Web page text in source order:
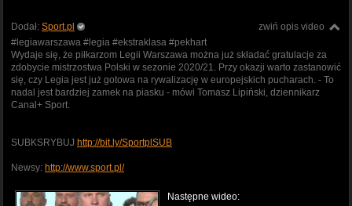
zwiń opis video
Dodał: Sport.pl
#legiawarszawa #legia #ekstraklasa #pekhart
Wydaje się, że piłkarzom Legii Warszawa można już składać gratulacje za
zdobycie mistrzostwa Polski w sezonie 2020/21. Przy okazji warto zastanowić
się, czy Legia jest już gotowa na rywalizację w europejskich pucharach. - To
nadal jest bardziej zamek na piasku - mówi Tomasz Lipiński, dziennikarz
Canal+ Sport.
SUBKSRYBUJ http://bit.ly/SportplSUB
Newsy: http://www.sport.pl/
Następne wideo: